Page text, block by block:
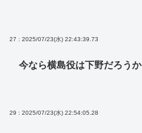
27 : 2025/07/23(水) 22:43:39.73
今なら横島役は下野だろうか
29 : 2025/07/23(水) 22:54:05.28